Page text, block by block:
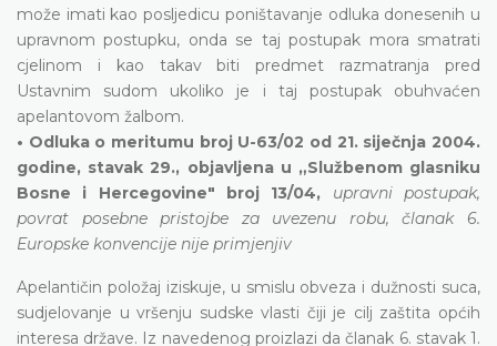
može imati kao posljedicu poništavanje odluka donesenih u
upravnom postupku, onda se taj postupak mora smatrati
cjelinom i kao takav biti predmet razmatranja pred
Ustavnim sudom ukoliko je i taj postupak obuhvaćen
apelantovom žalbom.
• Odluka o meritumu broj U-63/02 od 21. siječnja 2004.
godine, stavak 29., objavljena u „Službenom glasniku
Bosne i Hercegovine" broj 13/04, upravni postupak,
povrat posebne pristojbe za uvezenu robu, članak 6.
Europske konvencije nije primjenjiv
Apelantičin položaj iziskuje, u smislu obveza i dužnosti suca,
sudjelovanje u vršenju sudske vlasti čiji je cilj zaštita općih
interesa države. Iz navedenog proizlazi da članak 6. stavak 1.